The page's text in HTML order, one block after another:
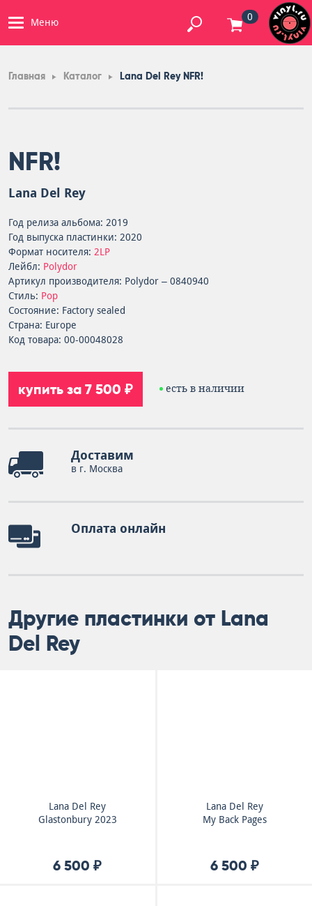
Меню 0
Главная Каталог Lana Del Rey NFR!
NFR!
Lana Del Rey
Год релиза альбома: 2019
Год выпуска пластинки: 2020
Формат носителя: 2LP
Лейбл: Polydor
Артикул производителя: Polydor – 0840940
Стиль: Pop
Состояние: Factory sealed
Страна: Europe
Код товара: 00-00048028
купить за 7 500 ₽ есть в наличии
Доставим
в г. Москва
Оплата онлайн
Другие пластинки от Lana
Del Rey
Lana Del Rey
Glastonbury 2023
6 500 ₽
Lana Del Rey
My Back Pages
6 500 ₽